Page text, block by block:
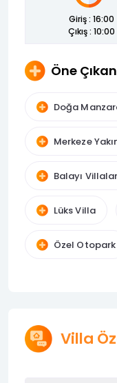
Giriş : 16:00
Çıkış : 10:00
Öne
Doğa
Merkeze
Balayı
Lüks Villa
Özel Otopark
Villa